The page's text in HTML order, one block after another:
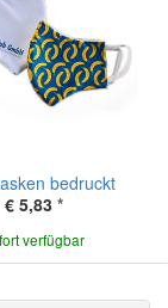
bedruckt
€ 5,83 *
verfügbar